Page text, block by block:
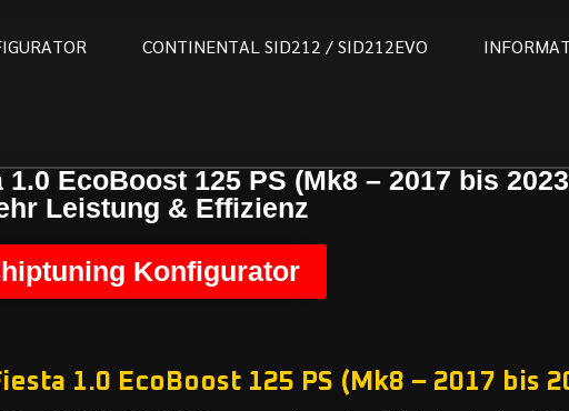
IGURATOR CONTINENTAL SID21 2 / SID21 2EVO INFORMAT
EcoBoost 125 PS (Mk8 – 2017 bis
Leistung & Effizienz
Konfigurator
1.0 EcoBoost 125 PS (Mk8 – 2017 bis